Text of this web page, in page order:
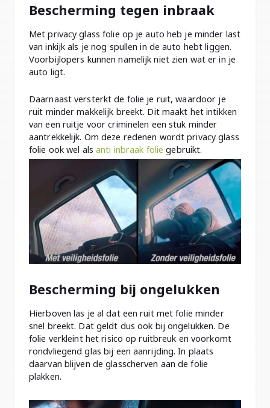
Bescherming tegen inbraak
Met privacy glass folie op je auto heb je minder last
van inkijk als je nog spullen in de auto hebt liggen.
Voorbijlopers kunnen namelijk niet zien wat er in je
auto ligt.
Daarnaast versterkt de folie je ruit, waardoor je
ruit minder makkelijk breekt. Dit maakt het intikken
van een ruitje voor criminelen een stuk minder
aantrekkelijk. Om deze redenen wordt privacy glass
folie ook wel alsanti inbraak folie gebruikt.
Bescherming bij ongelukken
Hierboven las je al dat een ruit met folie minder
snel breekt. Dat geldt dus ook bij ongelukken. De
folie verkleint het risico op ruitbreuk en voorkomt
rondvliegend glas bij een aanrijding. In plaats
daarvan blijven de glasscherven aan de folie
plakken.